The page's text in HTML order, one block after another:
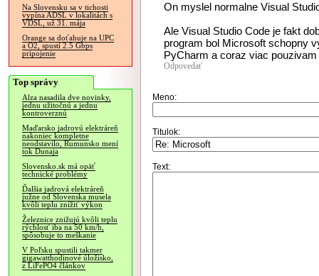
Na Slovensku sa v tichosti
vypína ADSL v lokalitách s
VDSL, už 31. mája
Orange sa doťahuje na UPC
a O2, spustí 2.5 Gbps
pripojenie
Top správy
Alza nasadila dve novinky,
jednu užitočnú a jednu
kontroverznú
Maďarsko jadrovú elektráreň
nakoniec kompletne
neodstavilo, Rumunsko mení
tok Dunaja
Slovensko.sk má opäť
technické problémy
Ďalšia jadrová elektráreň
južne od Slovenska musela
kvôli teplu znížiť výkon
Železnice znižujú kvôli teplu
rýchlosť iba na 50 km/h,
spôsobuje to meškanie
V Poľsku spustili takmer
gigawatthodinové úložisko,
z LiFePO4 článkov
On myslel normalne Visual
Ale Visual Studio Code je fakt
program bol Microsoft schopny
PyCharm a coraz viac
Odpovedať
Meno:
Titulok:
Text: